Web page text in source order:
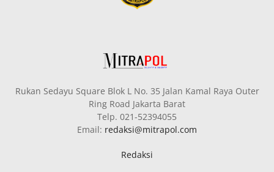
Rukan Sedayu Square Blok L No. 35 Jalan Kamal Raya Outer
Ring Road Jakarta Barat
Telp. 021-52394055
Email: redaksi@mitrapol.com
Redaksi